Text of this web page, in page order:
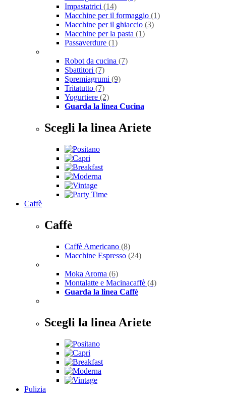
Impastatrici (14)
Macchine per il formaggio (1)
Macchine per il ghiaccio (3)
Macchine per la pasta (1)
Passaverdure (1)
Robot da cucina (7)
Sbattitori (7)
Spremiagrumi (9)
Tritatutto (7)
Yogurtiere (2)
Guarda la linea Cucina
Scegli la linea Ariete
Caffè
Caffè
Caffè Americano (8)
Macchine Espresso (24)
Moka Aroma (6)
Montalatte e Macinacaffè (4)
Guarda la linea Caffè
Scegli la linea Ariete
Pulizia